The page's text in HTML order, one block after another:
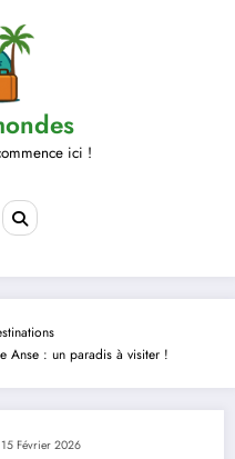
ici !
Anse : un paradis à visiter !
15 Février 2026